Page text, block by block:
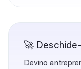
🚀
Devino